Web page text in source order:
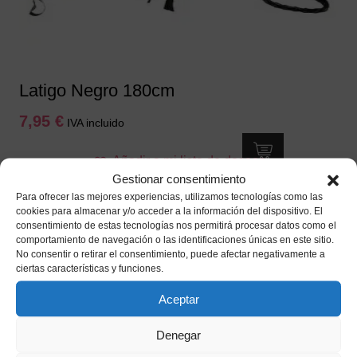
Gestionar consentimiento
Para ofrecer las mejores experiencias, utilizamos tecnologías como las
cookies para almacenar y/o acceder a la información del dispositivo. El
consentimiento de estas tecnologías nos permitirá procesar datos como el
comportamiento de navegación o las identificaciones únicas en este sitio.
No consentir o retirar el consentimiento, puede afectar negativamente a
ciertas características y funciones.
Aceptar
Denegar
Latigo Negro 180cm
7,95 € IVA incluido
Añadir a mi lista de deseos